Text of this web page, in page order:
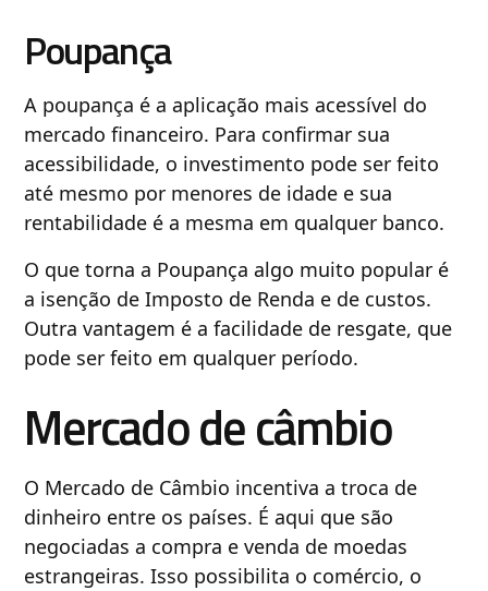
Poupança
A poupança é a aplicação mais acessível do
mercado financeiro. Para confirmar sua
acessibilidade, o investimento pode ser feito
até mesmo por menores de idade e sua
rentabilidade é a mesma em qualquer banco.
O que torna a Poupança algo muito popular é
a isenção de Imposto de Renda e de custos.
Outra vantagem é a facilidade de resgate, que
pode ser feito em qualquer período.
Mercado de câmbio
O Mercado de Câmbio incentiva a troca de
dinheiro entre os países. É aqui que são
negociadas a compra e venda de moedas
estrangeiras. Isso possibilita o comércio, o